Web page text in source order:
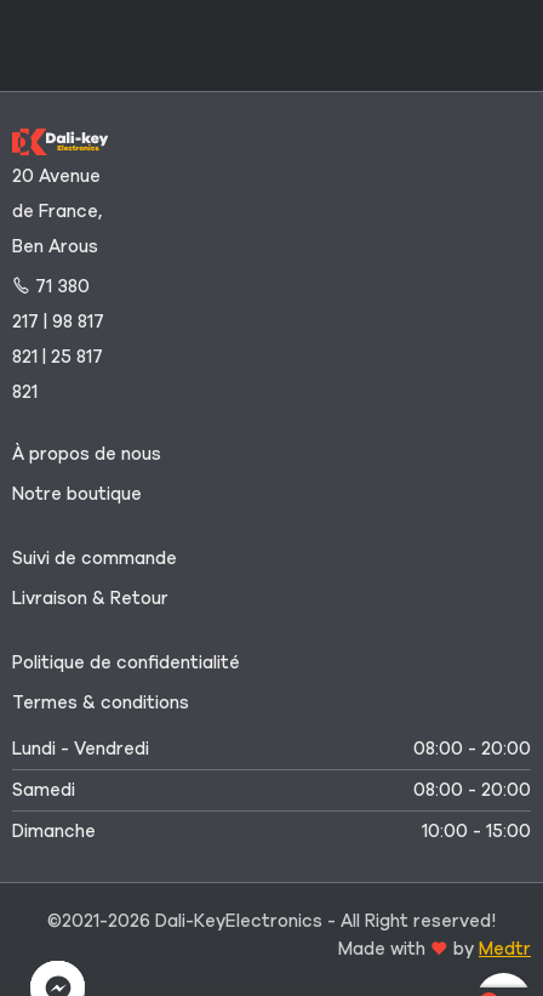
20 Avenue
de France,
Ben Arous
71 380
217 | 98 817
821 | 25 817
821
À propos de nous
Notre boutique
Suivi de commande
Livraison & Retour
Politique de confidentialité
Termes & conditions
Lundi - Vendredi
08:00 - 20:00
Samedi
08:00 - 20:00
Dimanche
10:00 - 15:00
©2021-2026 Dali-KeyElectronics - All Right reserved!
Made with
by Medtr